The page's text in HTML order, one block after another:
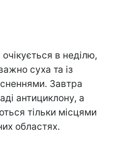
очікується в неділю,
суха та із
Завтра
антициклону, а
тільки місцями
областях.